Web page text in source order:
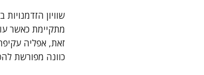
שוויון
מתקיימת כאשר
זאת, אפליה
כוונה מפורשת